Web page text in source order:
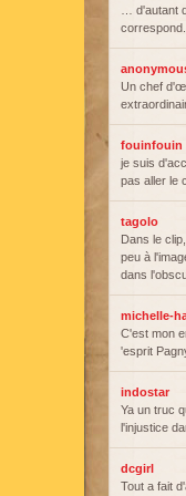
… d'autant
correspond.
Un chef
fouinfouin
je suis
pas aller le
tagolo
Dans le
peu à
dans
michelle-
C'est mon
'esprit
indostar
Ya un truc
l'injustice
dcgirl
Tout a fait